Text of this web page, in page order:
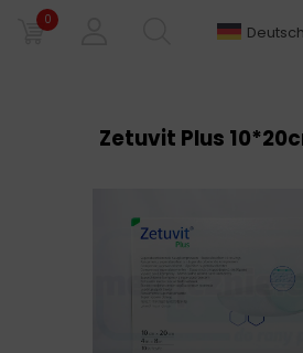
0
Deutsch
Zetuvit Plus